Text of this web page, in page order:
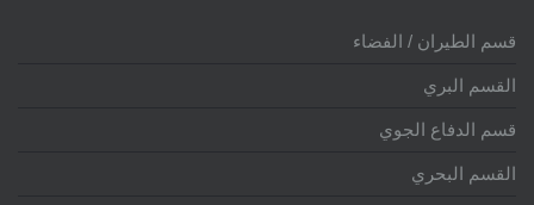
قسم الطيران / الفضاء
القسم البري
قسم الدفاع الجوي
القسم البحري